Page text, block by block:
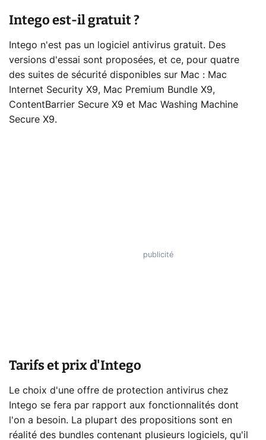
Intego est-il gratuit ?
Intego n'est pas un logiciel antivirus gratuit. Des
versions d'essai sont proposées, et ce, pour quatre
des suites de sécurité disponibles sur Mac : Mac
Internet Security X9, Mac Premium Bundle X9,
ContentBarrier Secure X9 et Mac Washing Machine
Secure X9.
Tarifs et prix d'Intego
Le choix d'une offre de protection antivirus chez
Intego se fera par rapport aux fonctionnalités dont
l'on a besoin. La plupart des propositions sont en
réalité des bundles contenant plusieurs logiciels, qu'il